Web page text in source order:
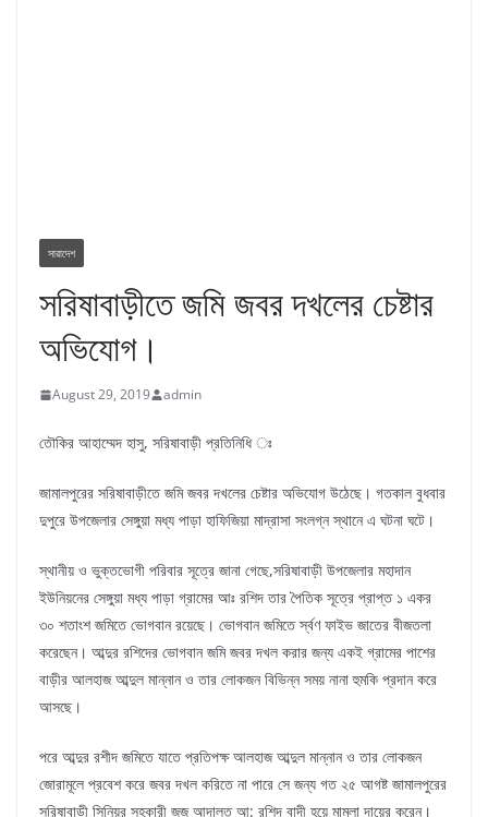
সারাদেশ
সরিষাবাড়ীতে জমি জবর দখলের চেষ্টার
অভিযোগ।
August 29, 2019 admin
তৌকির আহাম্মেদ হাসু, সরিষাবাড়ী প্রতিনিধি ঃ
জামালপুরের সরিষাবাড়ীতে জমি জবর দখলের চেষ্টার অভিযোগ উঠেছে। গতকাল বুধবার
দুপুরে উপজেলার সেঙ্গুয়া মধ্য পাড়া হাফিজিয়া মাদ্রাসা সংলগ্ন স্থানে এ ঘটনা ঘটে।
স্থানীয় ও ভুক্তভোগী পরিবার সূত্রে জানা গেছে,সরিষাবাড়ী উপজেলার মহাদান
ইউনিয়নের সেঙ্গুয়া মধ্য পাড়া গ্রামের আঃ রশিদ তার পৈতিক সূত্রে প্রাপ্ত ১ একর
৩০ শতাংশ জমিতে ভোগবান রয়েছে। ভোগবান জমিতে র্স্বণ ফাইভ জাতের বীজতলা
করেছেন। আব্দুর রশিদের ভোগবান জমি জবর দখল করার জন্য একই গ্রামের পাশের
বাড়ীর আলহাজ আব্দুল মান্নান ও তার লোকজন বিভিন্ন সময় নানা হুমকি প্রদান করে
আসছে।
পরে আব্দুর রশীদ জমিতে যাতে প্রতিপক্ষ আলহাজ আব্দুল মান্নান ও তার লোকজন
জোরামূলে প্রবেশ করে জবর দখল করিতে না পারে সে জন্য গত ২৫ আগষ্ট জামালপুরের
সরিষাবাড়ী সিনিয়র সহকারী জজ আদালত আ: রশিদ বাদী হয়ে মামলা দায়ের করেন।